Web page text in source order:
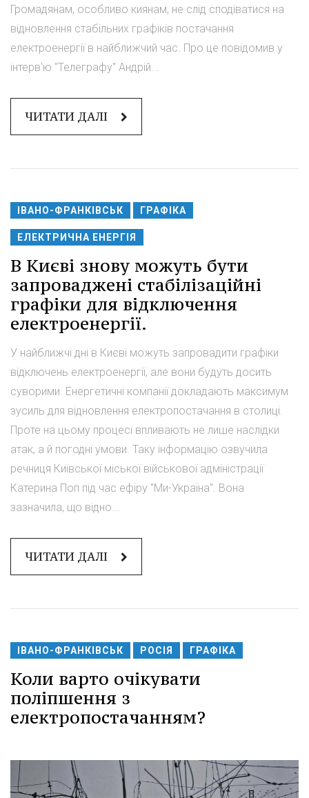
Громадянам, особливо киянам, не слід сподіватися на
відновлення стабільних графіків постачання
електроенергії в найближчий час. Про це повідомив у
інтерв'ю "Телеграфу" Андрій...
ЧИТАТИ ДАЛІ
ІВАНО-ФРАНКІВСЬК ГРАФІКА
ЕЛЕКТРИЧНА ЕНЕРГІЯ
В Києві знову можуть бути
запроваджені стабілізаційні
графіки для відключення
електроенергії.
У найближчі дні в Києві можуть запровадити графіки
відключень електроенергії, але вони будуть досить
суворими. Енергетичні компанії докладають максимум
зусиль для відновлення електропостачання в столиці.
Проте на цьому процесі впливають не лише наслідки
атак, а й погодні умови. Таку інформацію озвучила
речниця Київської міської військової адміністрації
Катерина Поп під час ефіру "Ми-Україна". Вона
зазначила, що відно...
ЧИТАТИ ДАЛІ
ІВАНО-ФРАНКІВСЬК РОСІЯ ГРАФІКА
Коли варто очікувати
поліпшення з
електропостачанням?